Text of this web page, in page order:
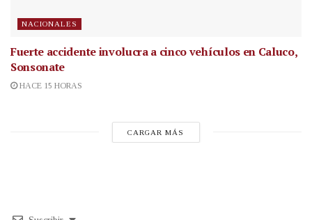
NACIONALES
Fuerte accidente involucra a cinco vehículos en Caluco,
Sonsonate
HACE 15 HORAS
CARGAR MÁS